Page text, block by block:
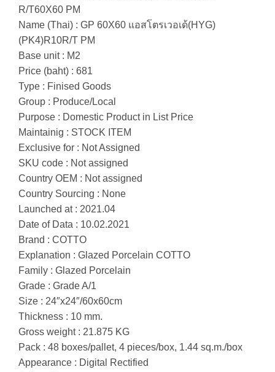
R/T60X60 PM
Name (Thai) : GP 60X60 แอสโตรเวอเด้(HYG)
(PK4)R10R/T PM
Base unit : M2
Price (baht) : 681
Type : Finised Goods
Group : Produce/Local
Purpose : Domestic Product in List Price
Maintainig : STOCK ITEM
Exclusive for : Not Assigned
SKU code : Not assigned
Country OEM : Not assigned
Country Sourcing : None
Launched at : 2021.04
Date of Data : 10.02.2021
Brand : COTTO
Explanation : Glazed Porcelain COTTO
Family : Glazed Porcelain
Grade : Grade A/1
Size : 24″x24″/60x60cm
Thickness : 10 mm.
Gross weight : 21.875 KG
Pack : 48 boxes/pallet, 4 pieces/box, 1.44 sq.m./box
Appearance : Digital Rectified